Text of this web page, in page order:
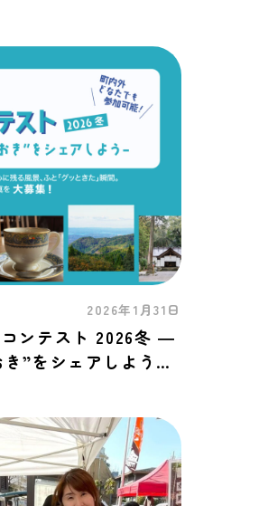
2026年1月31日
ンテスト 2026冬 ―
”をシェアしよう！